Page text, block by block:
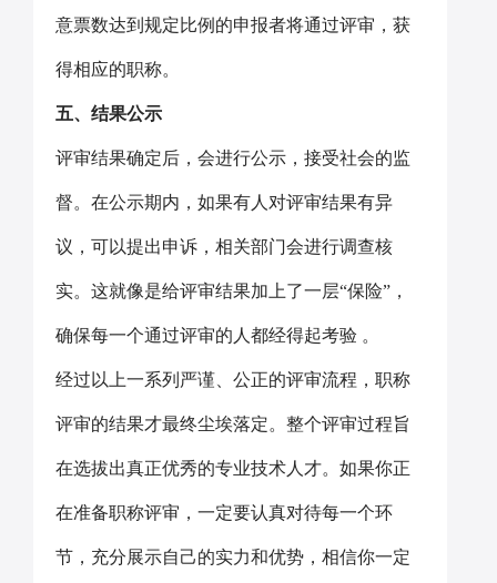
意票数达到规定比例的申报者将通过评审，获
得相应的职称。
五、结果公示
评审结果确定后，会进行公示，接受社会的监
督。在公示期内，如果有人对评审结果有异
议，可以提出申诉，相关部门会进行调查核
实。这就像是给评审结果加上了一层“保险”，
确保每一个通过评审的人都经得起考验 。
经过以上一系列严谨、公正的评审流程，职称
评审的结果才最终尘埃落定。整个评审过程旨
在选拔出真正优秀的专业技术人才。如果你正
在准备职称评审，一定要认真对待每一个环
节，充分展示自己的实力和优势，相信你一定